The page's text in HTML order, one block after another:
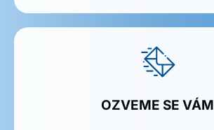
OZVEME SE VÁM